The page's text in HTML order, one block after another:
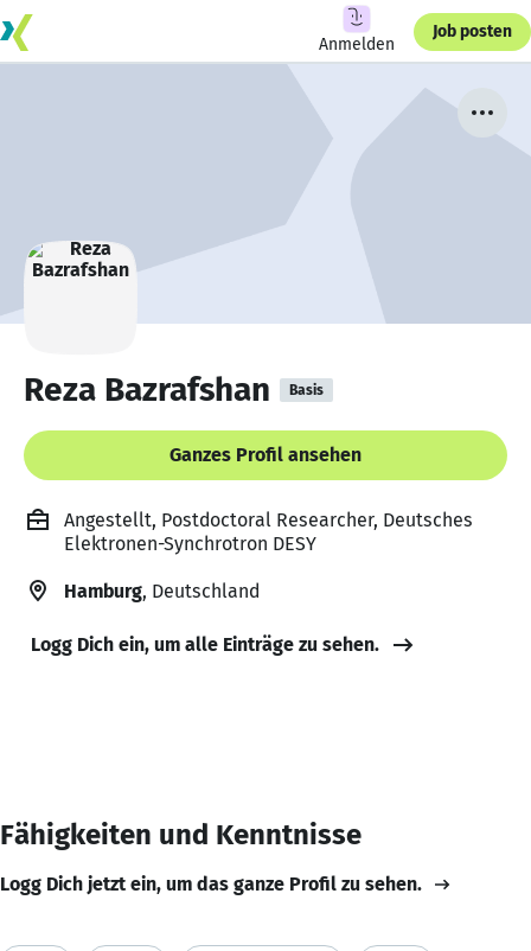
Anmelden
Job posten
Reza Bazrafshan Basis
Ganzes Profil ansehen
Angestellt, Postdoctoral Researcher, Deutsches
Elektronen-Synchrotron DESY
Hamburg, Deutschland
Logg Dich ein, um alle Einträge zu sehen.
Fähigkeiten und Kenntnisse
Logg Dich jetzt ein, um das ganze Profil zu sehen.